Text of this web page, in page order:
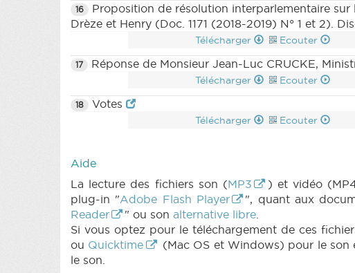
16
Proposition de résolution interparlementaire
Drèze et Henry (Doc. 1171 (2018-2019) N° 1 et 2).
Télécharger Ecouter
17 Réponse de Monsieur Jean-Luc CRUCKE,
Télécharger Ecouter
18 Votes
Télécharger Ecouter
Aide
La lecture des fichiers son (MP3 ) et vidéo
plug-in "Adobe Flash Player ", quant aux
Reader
" ou sonalternative libre
Si vous optez pour le téléchargement de ces
ou Quicktime (Mac OS et Windows) pour le
le son.